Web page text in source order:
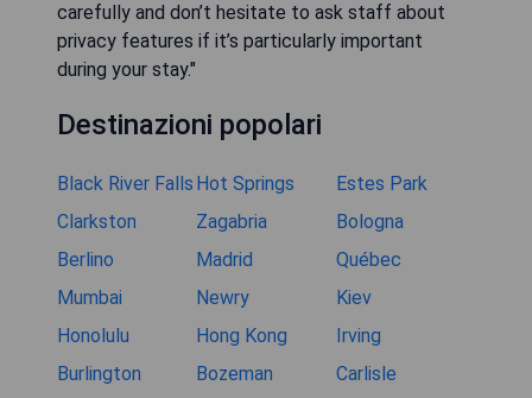
carefully and don’t hesitate to ask staff about
privacy features if it’s particularly important
during your stay."
Destinazioni popolari
Black River Falls Hot Springs
Estes Park
Clarkston
Zagabria
Bologna
Berlino
Madrid
Québec
Mumbai
Newry
Kiev
Honolulu
Hong Kong
Irving
Burlington
Bozeman Carlisle